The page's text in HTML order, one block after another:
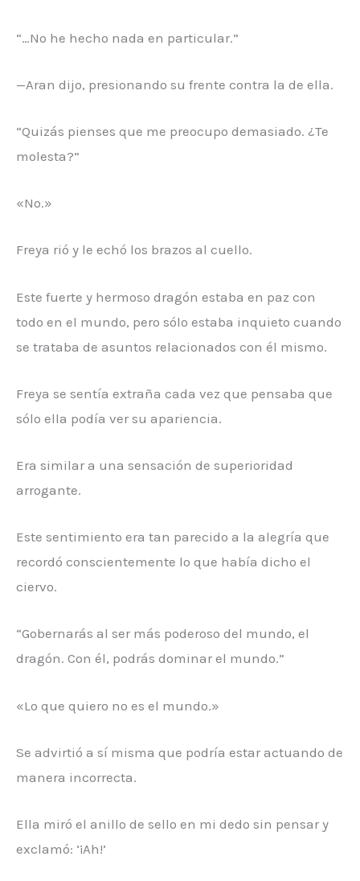
“…No he hecho nada en particular.”
—Aran dijo, presionando su frente contra la de ella.
“Quizás pienses que me preocupo demasiado. ¿Te
molesta?”
«No.»
Freya rió y le echó los brazos al cuello.
Este fuerte y hermoso dragón estaba en paz con
todo en el mundo, pero sólo estaba inquieto cuando
se trataba de asuntos relacionados con él mismo.
Freya se sentía extraña cada vez que pensaba que
sólo ella podía ver su apariencia.
Era similar a una sensación de superioridad
arrogante.
Este sentimiento era tan parecido a la alegría que
recordó conscientemente lo que había dicho el
ciervo.
“Gobernarás al ser más poderoso del mundo, el
dragón. Con él, podrás dominar el mundo.”
«Lo que quiero no es el mundo.»
Se advirtió a sí misma que podría estar actuando de
manera incorrecta.
Ella miró el anillo de sello en mi dedo sin pensar y
exclamó: ‘¡Ah!’